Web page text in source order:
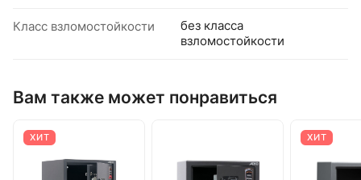
Класс взломостойкости
без класса
взломостойкости
Вам также может понравиться
ХИТ ХИТ